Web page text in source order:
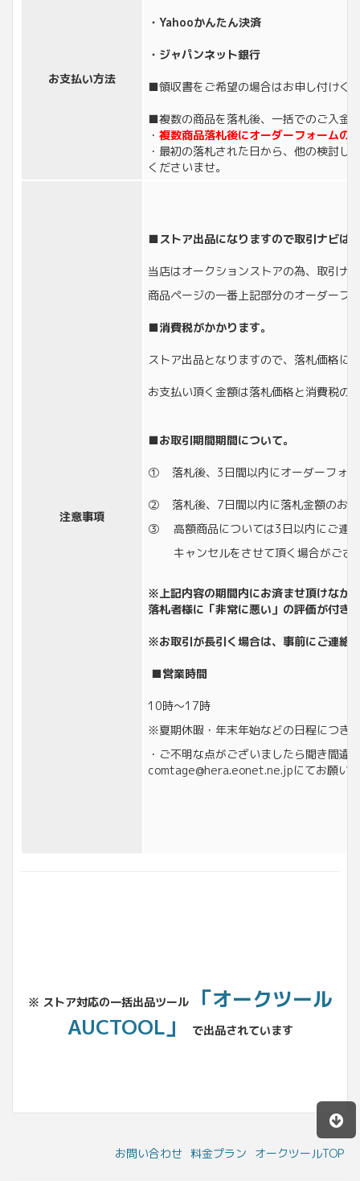
お支払い方法
・Yahooかんたん決済
・ジャパンネット銀行
■領収書をご希望の場合はお申し付けく
■複数の商品を落札後、一括でのご入金
・ 複数商品落札後にオーダーフォームの
・最初の落札された日から、他の検討
くださいませ。
注意事項
■ストア出品になりますので取引ナビは
当店はオークションストアの為、取引ナ
商品ページの一番上記部分のオーダーフ
■消費税がかかります。
ストア出品となりますので、落札価格に
お支払い頂く金額は落札価格と消費税の
■お取引期間期間について。
① 落札後、3日間以内にオーダーフォー
② 落札後、7日間以内に落札金額のお振
③ 高額商品については3日以内にご連絡
キャンセルをさせて頂く場合がござ
※上記内容の期間内にお済ませ頂けなか
落札者様に「非常に悪い」の評価が付き
※お取引が長引く場合は、事前にご連絡
■営業時間
10時～17時
※夏期休暇・年末年始などの日程につき
・ご不明な点がございましたら聞き間
comtage@hera.eonet.ne.jpにてお願い
※ ストア対応の一括出品ツール
「オークツール
AUCTOOL」
で出品されています
お問い合わせ 料金プラン オークツールTOP